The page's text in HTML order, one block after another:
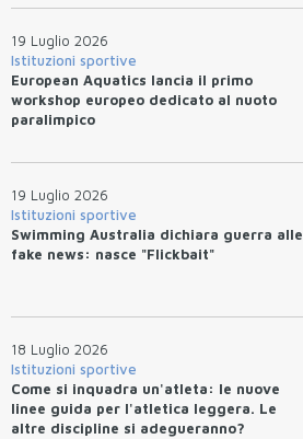
19 Luglio 2026
Istituzioni sportive
European Aquatics lancia il primo
workshop europeo dedicato al nuoto
paralimpico
19 Luglio 2026
Istituzioni sportive
Swimming Australia dichiara guerra alle
fake news: nasce "Flickbait"
18 Luglio 2026
Istituzioni sportive
Come si inquadra un'atleta: le nuove
linee guida per l'atletica leggera. Le
altre discipline si adegueranno?